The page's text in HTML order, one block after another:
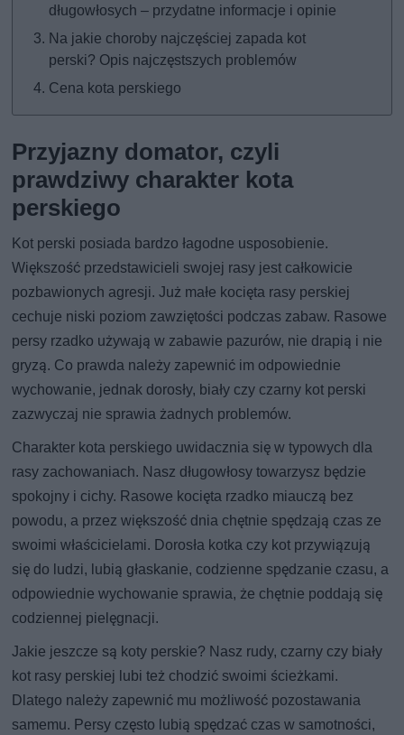
długowłosych – przydatne informacje i opinie
Na jakie choroby najczęściej zapada kot
perski? Opis najczęstszych problemów
Cena kota perskiego
Przyjazny domator, czyli
prawdziwy charakter kota
perskiego
Kot perski posiada bardzo łagodne usposobienie.
Większość przedstawicieli swojej rasy jest całkowicie
pozbawionych agresji. Już małe kocięta rasy perskiej
cechuje niski poziom zawziętości podczas zabaw. Rasowe
persy rzadko używają w zabawie pazurów, nie drapią i nie
gryzą. Co prawda należy zapewnić im odpowiednie
wychowanie, jednak dorosły, biały czy czarny kot perski
zazwyczaj nie sprawia żadnych problemów.
Charakter kota perskiego uwidacznia się w typowych dla
rasy zachowaniach. Nasz długowłosy towarzysz będzie
spokojny i cichy. Rasowe kocięta rzadko miauczą bez
powodu, a przez większość dnia chętnie spędzają czas ze
swoimi właścicielami. Dorosła kotka czy kot przywiązują
się do ludzi, lubią głaskanie, codzienne spędzanie czasu, a
odpowiednie wychowanie sprawia, że chętnie poddają się
codziennej pielęgnacji.
Jakie jeszcze są koty perskie? Nasz rudy, czarny czy biały
kot rasy perskiej lubi też chodzić swoimi ścieżkami.
Dlatego należy zapewnić mu możliwość pozostawania
samemu. Persy często lubią spędzać czas w samotności,